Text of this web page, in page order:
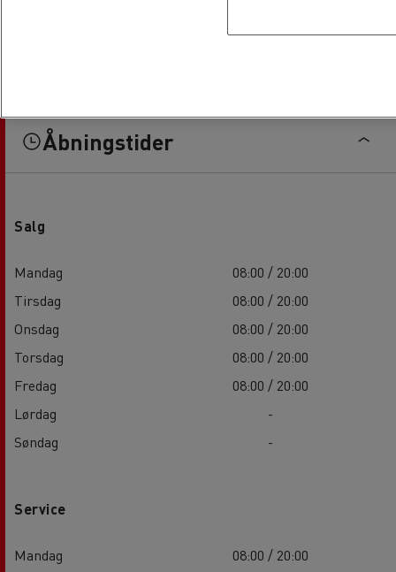
Åbningstider
Salg
Mandag
08:00 / 20:00
Tirsdag
08:00 / 20:00
Onsdag
08:00 / 20:00
Torsdag
08:00 / 20:00
Fredag
08:00 / 20:00
Lørdag
-
Søndag
-
Service
Mandag
08:00 / 20:00